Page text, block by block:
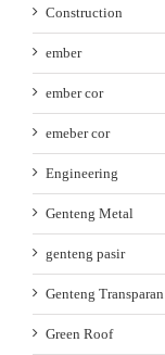
Construction
ember
ember cor
emeber cor
Engineering
Genteng Metal
genteng pasir
Genteng Transparan
Green Roof